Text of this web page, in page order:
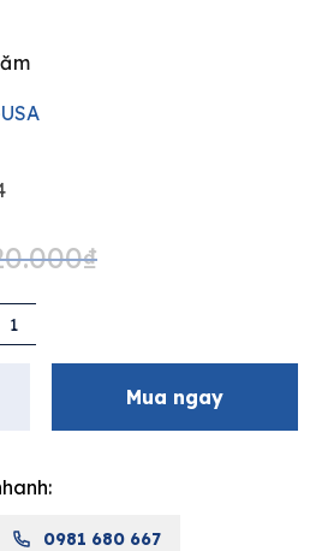
₫
Mua ngay
0981 680 667